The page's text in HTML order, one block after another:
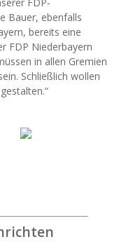
Bauer, ebenfalls
bereits eine
FDP Niederbayern
in allen Gremien
Schließlich wollen